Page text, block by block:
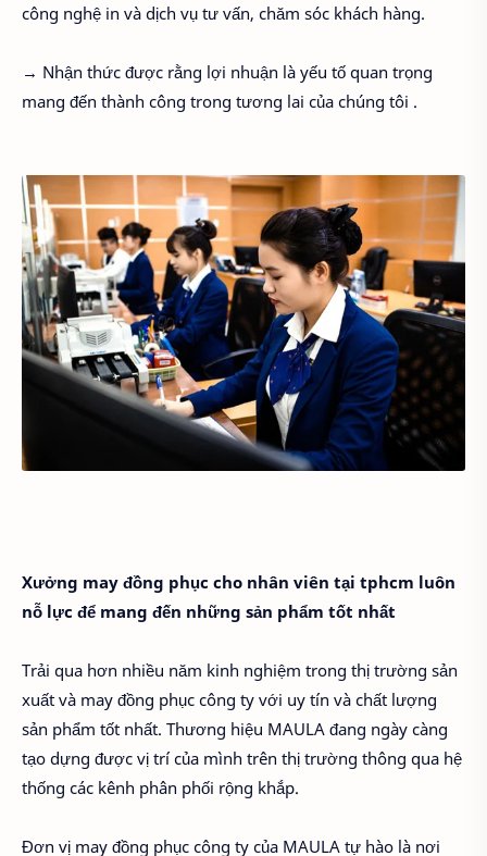
công nghệ in và dịch vụ tư vấn, chăm sóc khách hàng.
→ Nhận thức được rằng lợi nhuận là yếu tố quan trọng
mang đến thành công trong tương lai của chúng tôi .
Xưởng may đồng phục cho nhân viên tại tphcm luôn
nỗ lực để mang đến những sản phẩm tốt nhất
Trải qua hơn nhiều năm kinh nghiệm trong thị trường sản
xuất và may đồng phục công ty với uy tín và chất lượng
sản phẩm tốt nhất. Thương hiệu MAULA đang ngày càng
tạo dựng được vị trí của mình trên thị trường thông qua hệ
thống các kênh phân phối rộng khắp.
Đơn vị may đồng phục công ty của MAULA tự hào là nơi